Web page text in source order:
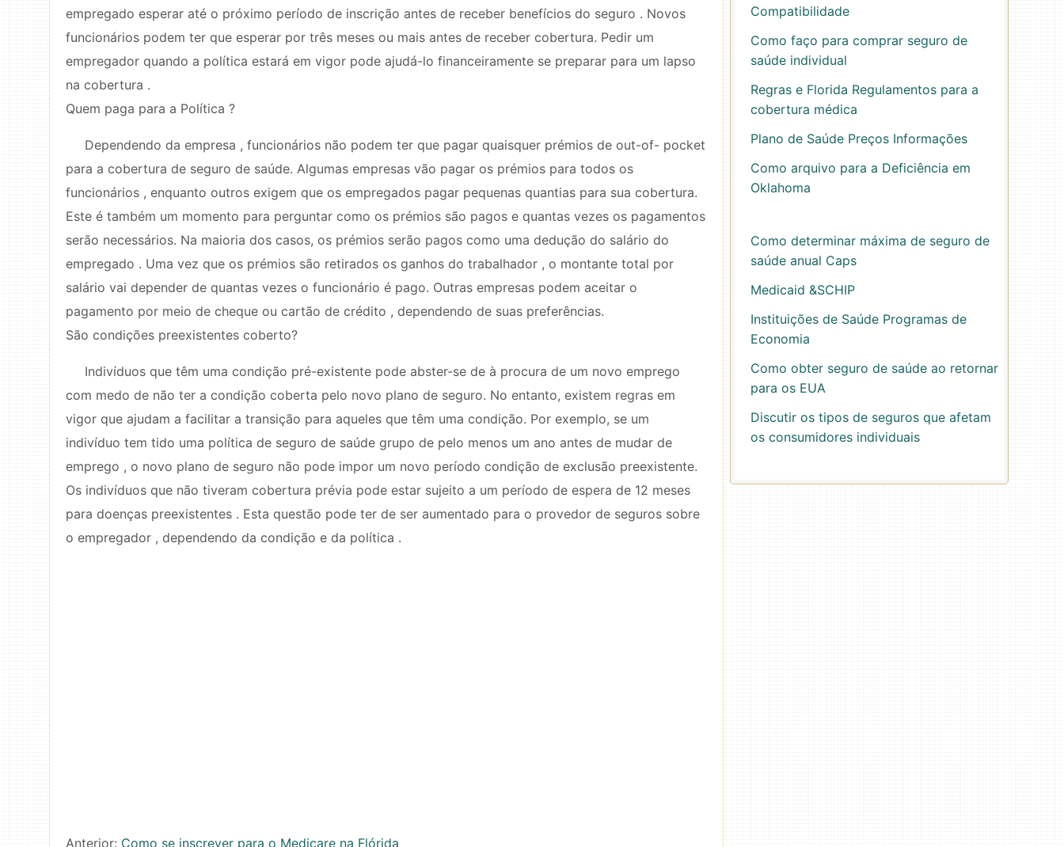
empregado esperar até o próximo período de inscrição antes de receber benefícios do seguro . Novos
funcionários podem ter que esperar por três meses ou mais antes de receber cobertura. Pedir um
empregador quando a política estará em vigor pode ajudá-lo financeiramente se preparar para um lapso
na cobertura .
Quem paga para a Política ?
Dependendo da empresa , funcionários não podem ter que pagar quaisquer prémios de out-of- pocket
para a cobertura de seguro de saúde. Algumas empresas vão pagar os prémios para todos os
funcionários , enquanto outros exigem que os empregados pagar pequenas quantias para sua cobertura.
Este é também um momento para perguntar como os prémios são pagos e quantas vezes os pagamentos
serão necessários. Na maioria dos casos, os prémios serão pagos como uma dedução do salário do
empregado . Uma vez que os prémios são retirados os ganhos do trabalhador , o montante total por
salário vai depender de quantas vezes o funcionário é pago. Outras empresas podem aceitar o
pagamento por meio de cheque ou cartão de crédito , dependendo de suas preferências.
São condições preexistentes coberto?
Indivíduos que têm uma condição pré-existente pode abster-se de à procura de um novo emprego
com medo de não ter a condição coberta pelo novo plano de seguro. No entanto, existem regras em
vigor que ajudam a facilitar a transição para aqueles que têm uma condição. Por exemplo, se um
indivíduo tem tido uma política de seguro de saúde grupo de pelo menos um ano antes de mudar de
emprego , o novo plano de seguro não pode impor um novo período condição de exclusão preexistente.
Os indivíduos que não tiveram cobertura prévia pode estar sujeito a um período de espera de 12 meses
para doenças preexistentes . Esta questão pode ter de ser aumentado para o provedor de seguros sobre
o empregador , dependendo da condição e da política .
Anterior: Como se inscrever para o Medicare na Flórida
Compatibilidade
Como faço para comprar seguro de
saúde individual
Regras e Florida Regulamentos para a
cobertura médica
Plano de Saúde Preços Informações
Como arquivo para a Deficiência em
Oklahoma
Como determinar máxima de seguro de
saúde anual Caps
Medicaid &SCHIP
Instituições de Saúde Programas de
Economia
Como obter seguro de saúde ao retornar
para os EUA
Discutir os tipos de seguros que afetam
os consumidores individuais